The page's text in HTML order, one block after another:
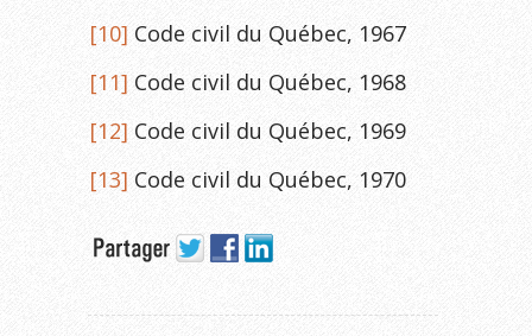
[10] Code civil du Québec, 1967
[11] Code civil du Québec, 1968
[12] Code civil du Québec, 1969
[13] Code civil du Québec, 1970